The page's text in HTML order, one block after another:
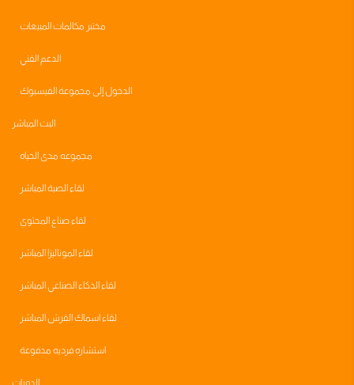
مختبر مكالمات المبيعات
الدعم الفني
الدخول إلى مجموعة الفيسبوك
البث المباشر
مجموعه مدى الحياه
لقاء الصبة المباشر
لقاء صناع المحتوى
لقاء الموناليزا المباشر
لقاء الذكاء الصناعي المباشر
لقاء اسماك القرش المباشر
استشاره فرديه مدفوعة
الدورات